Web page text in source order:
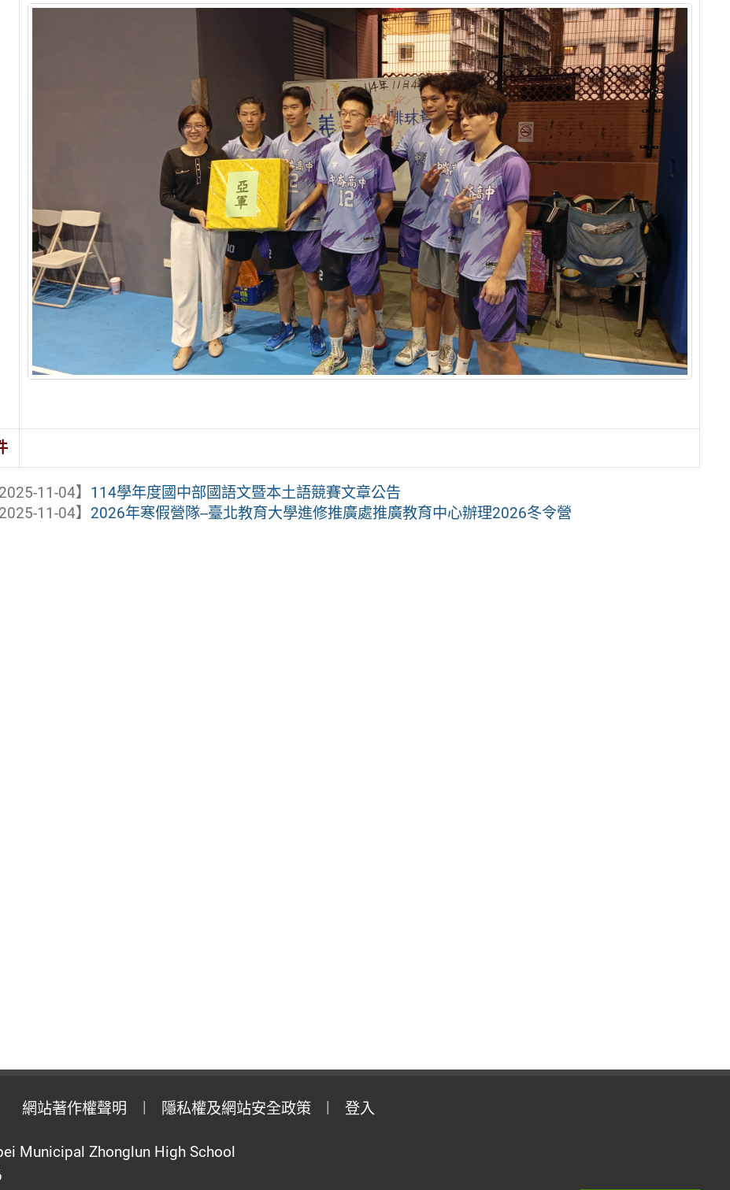
2025-11-04】 114學年度國中部國語文暨本土語競賽文章公告
2025-11-04】 2026年寒假營隊--臺北教育大學進修推廣處推廣教育中心辦理2026冬令營
網站著作權聲明 隱私權及網站安全政策 登入
Municipal Zhonglun High School